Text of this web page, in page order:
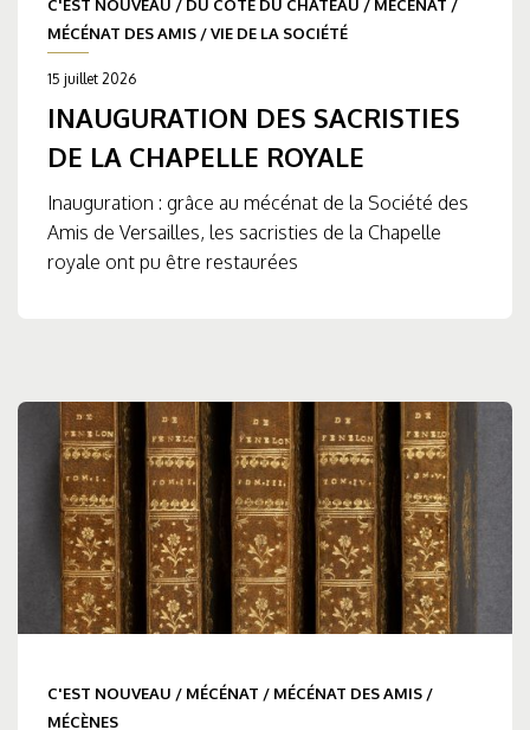
C'EST NOUVEAU / DU CÔTÉ DU CHÂTEAU / MÉCÉNAT /
MÉCÉNAT DES AMIS /VIE DE LA SOCIÉTÉ
15 juillet 2026
INAUGURATION DES SACRISTIES
DE LA CHAPELLE ROYALE
Inauguration : grâce au mécénat de la Société des
Amis de Versailles, les sacristies de la Chapelle
royale ont pu être restaurées
C'EST NOUVEAU / MÉCÉNAT / MÉCÉNAT DES AMIS /
MÉCÈNES